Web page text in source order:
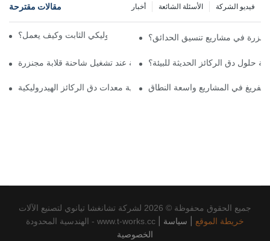
مقالات مقترحة فيديو الشركة الأسئلة الشائعة أخبار
ما هو جهاز دق الركائز الهيدروليكي الثابت وكيف يعمل؟
في مشاريع تنسيق الحدائق؟
كيفية ضمان السلامة عند تشغيل شاحنة قلابة مجنزرةحلول دق الركائز الحديثة للبيئة؟
كيف تُغير التطورات التكنولوجية معدات دق الركائز الهيدروليكية
في المشاريع واسعة النطاق
جميع الحقوق محفوظة © 2026 لشركة تشانغشا تيانوي لتصنيع الآلات
الهندسية المحدودة - www.t-works.cc
خريطة الموقع
سياسة
الخصوصية